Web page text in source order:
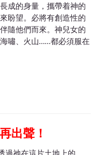
成的身量，攜帶着神的
盼望。必將有創造性的
隨他們而來。神兒女的
嘯、火山……都必須服在
出聲！
過祂在這片土地上的